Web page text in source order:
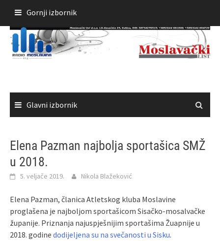
sadržaja
Gornji izbornik
Glavni izbornik
Elena Pazman najbolja sportašica SMŽ
u 2018.
5. veljače 2019. Nikola Blažeković
Elena Pazman, članica Atletskog kluba Moslavine
proglašena je najboljom sportašicom Sisačko-mosalvačke
županije. Priznanja najuspješnijim sportašima Žuapnije u
2018. godine dodijeljena su na svečanosti u Sisku.